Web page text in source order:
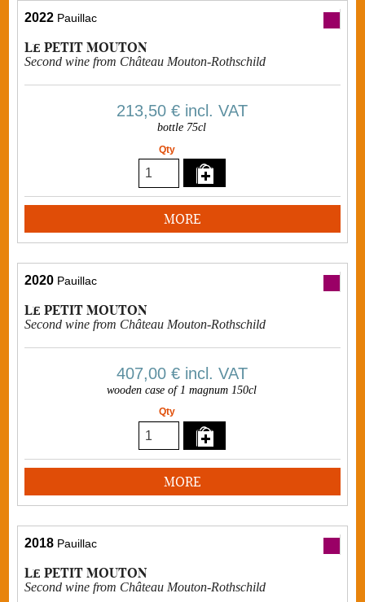
2022 Pauillac
Le PETIT MOUTON
Second wine from Château Mouton-Rothschild
213,50 €incl. VAT
bottle 75cl
Qty
MORE
2020 Pauillac
Le PETIT MOUTON
Second wine from Château Mouton-Rothschild
407,00 €incl. VAT
wooden case of 1 magnum 150cl
Qty
MORE
2018 Pauillac
Le PETIT MOUTON
Second wine from Château Mouton-Rothschild